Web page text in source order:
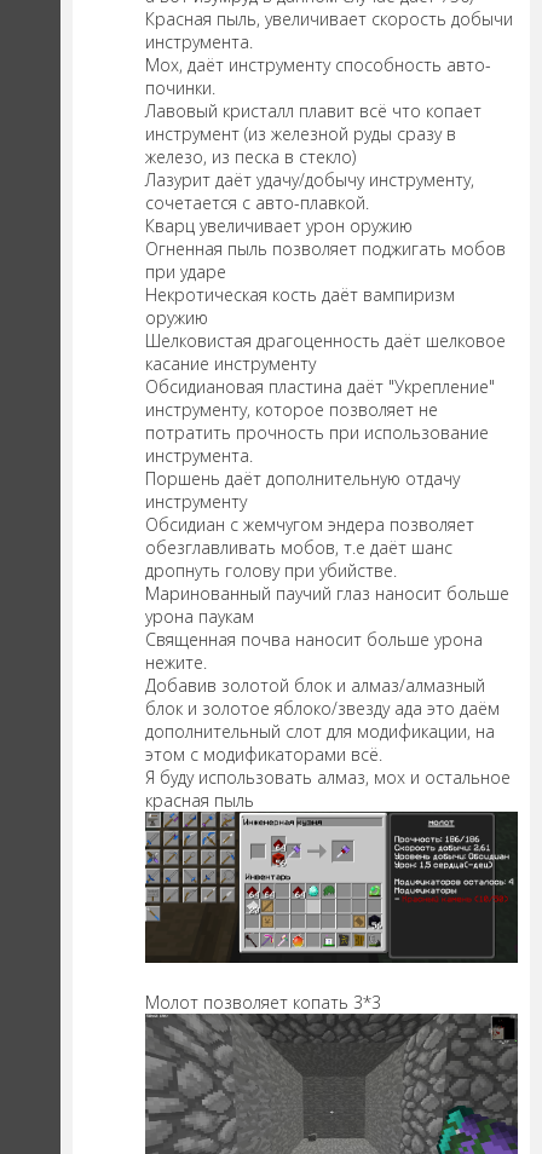
Красная пыль, увеличивает скорость добычи
инструмента.
Мох, даёт инструменту способность авто-
починки.
Лавовый кристалл плавит всё что копает
инструмент (из железной руды сразу в
железо, из песка в стекло)
Лазурит даёт удачу/добычу инструменту,
сочетается с авто-плавкой.
Кварц увеличивает урон оружию
Огненная пыль позволяет поджигать мобов
при ударе
Некротическая кость даёт вампиризм
оружию
Шелковистая драгоценность даёт шелковое
касание инструменту
Обсидиановая пластина даёт "Укрепление"
инструменту, которое позволяет не
потратить прочность при использование
инструмента.
Поршень даёт дополнительную отдачу
инструменту
Обсидиан с жемчугом эндера позволяет
обезглавливать мобов, т.е даёт шанс
дропнуть голову при убийстве.
Маринованный паучий глаз наносит больше
урона паукам
Священная почва наносит больше урона
нежите.
Добавив золотой блок и алмаз/алмазный
блок и золотое яблоко/звезду ада это даём
дополнительный слот для модификации, на
этом с модификаторами всё.
Я буду использовать алмаз, мох и остальное
красная пыль
Молот позволяет копать 3*3